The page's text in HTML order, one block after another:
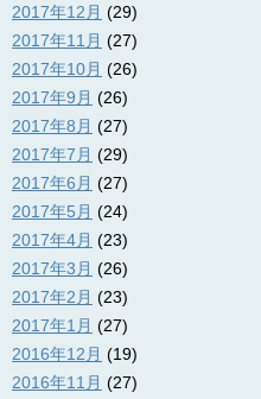
2017年12月 (29)
2017年11月 (27)
2017年10月 (26)
2017年9月 (26)
2017年8月 (27)
2017年7月 (29)
2017年6月 (27)
2017年5月 (24)
2017年4月 (23)
2017年3月 (26)
2017年2月 (23)
2017年1月 (27)
2016年12月 (19)
2016年11月 (27)